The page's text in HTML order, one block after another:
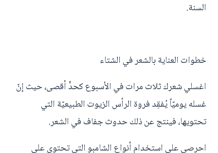
السنة.
خطوات العناية بالشعر في الشتاء
اغسلي شعرك ثلاث مرات في الأسبوع كحدٍّ أقصى، حيث إنّ
غسله يوميّاً يُفقِد فروة الرأس الزيوت الطبيعيّة التي
تحتويها، فينتج عن ذلك حدوث جفاف في الشعر.
احرصي على استخدام أنواع الشامبو التي تحتوي على